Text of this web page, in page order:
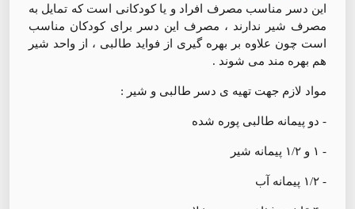
این دسر مناسب مصرف افراد و یا کودکانی است که تمایل به
مصرف شیر ندارند ، مصرف این دسر برای کودکان مناسب
است چون علاوه بر بهره گیری از فواید طالبی ، از واحد شیر
هم بهره مند می شوند .
مواد لازم جهت تهیه ی دسر طالبی و شیر :
- دو پیمانه طالبی پوره شده
- ۱ و ۱/۲ پیمانه شیر
- ۱/۲ پیمانه آب